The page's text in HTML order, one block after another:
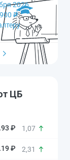
2026
₽
ЦБ
₽ 1,07
₽ 2,31